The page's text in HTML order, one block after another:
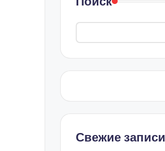
Свежие записи